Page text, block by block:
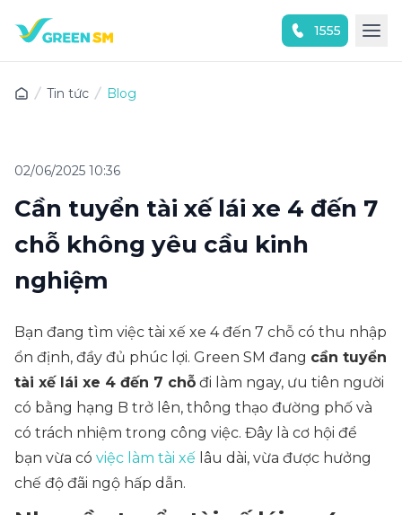
1555
Tin tức Blog
02/06/2025 10:36
Cần tuyển tài xế lái xe 4 đến 7
chỗ không yêu cầu kinh
nghiệm
Bạn đang tìm việc tài xế xe 4 đến 7 chỗ có thu nhập
ổn định, đầy đủ phúc lợi. Green SM đang cần tuyển
tài xế lái xe 4 đến 7 chỗ đi làm ngay, ưu tiên người
có bằng hạng B trở lên, thông thạo đường phố và
có trách nhiệm trong công việc. Đây là cơ hội để
bạn vừa có việc làm tài xế lâu dài, vừa được hưởng
chế độ đãi ngộ hấp dẫn.